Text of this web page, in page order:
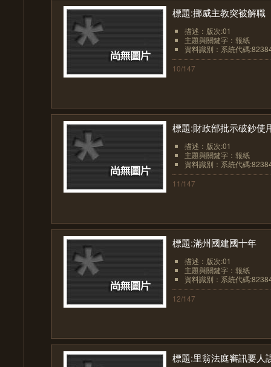
標題:挪威主教突被解職
描述：版次:01
主題與關鍵字：報紙
資料識別：系統代碼
10/147
標題:財政部批示破鈔使
描述：版次:01
主題與關鍵字：報紙
資料識別：系統代碼
11/147
標題:滿州國建國十年
描述：版次:01
主題與關鍵字：報紙
資料識別：系統代碼
12/147
標題:里翁法庭審訊要人